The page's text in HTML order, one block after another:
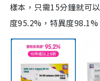
樣本，只需15分鐘就可
度95.2%，特異度98.1%